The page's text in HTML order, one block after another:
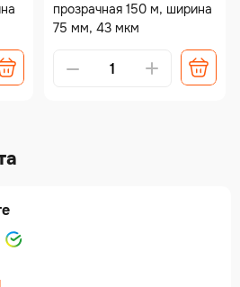
прозрачная 150 м, ширина
75 мм, 43 мкм